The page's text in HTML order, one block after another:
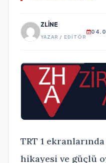
ZLINE
YAZAR / EDITÖR
TRT 1
hikayesi ve güçlü